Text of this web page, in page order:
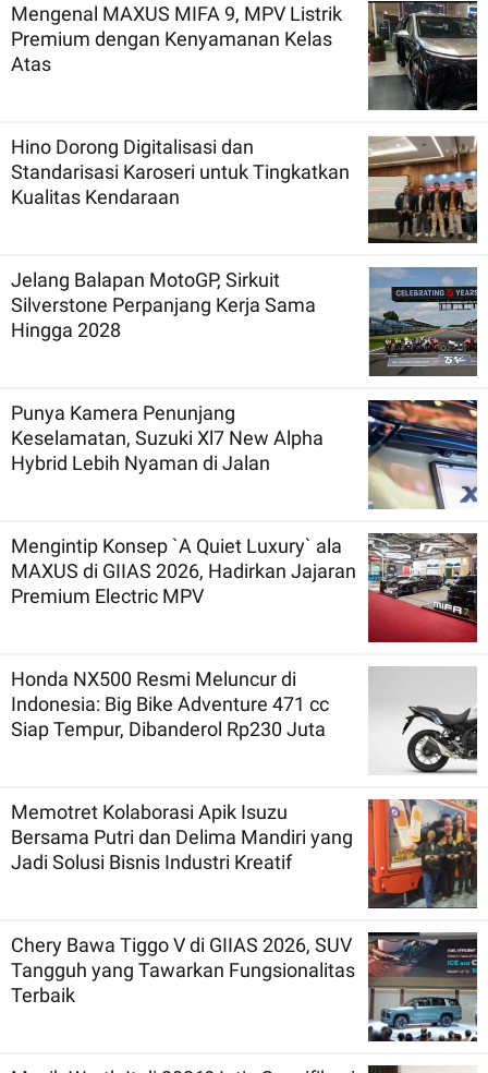
Mengenal MAXUS MIFA 9, MPV Listrik
Premium dengan Kenyamanan Kelas
Atas
Hino Dorong Digitalisasi dan
Standarisasi Karoseri untuk Tingkatkan
Kualitas Kendaraan
Jelang Balapan MotoGP, Sirkuit
Silverstone Perpanjang Kerja Sama
Hingga 2028
Punya Kamera Penunjang
Keselamatan, Suzuki Xl7 New Alpha
Hybrid Lebih Nyaman di Jalan
Mengintip Konsep `A Quiet Luxury` ala
MAXUS di GIIAS 2026, Hadirkan Jajaran
Premium Electric MPV
Honda NX500 Resmi Meluncur di
Indonesia: Big Bike Adventure 471 cc
Siap Tempur, Dibanderol Rp230 Juta
Memotret Kolaborasi Apik Isuzu
Bersama Putri dan Delima Mandiri yang
Jadi Solusi Bisnis Industri Kreatif
Chery Bawa Tiggo V di GIIAS 2026, SUV
Tangguh yang Tawarkan Fungsionalitas
Terbaik